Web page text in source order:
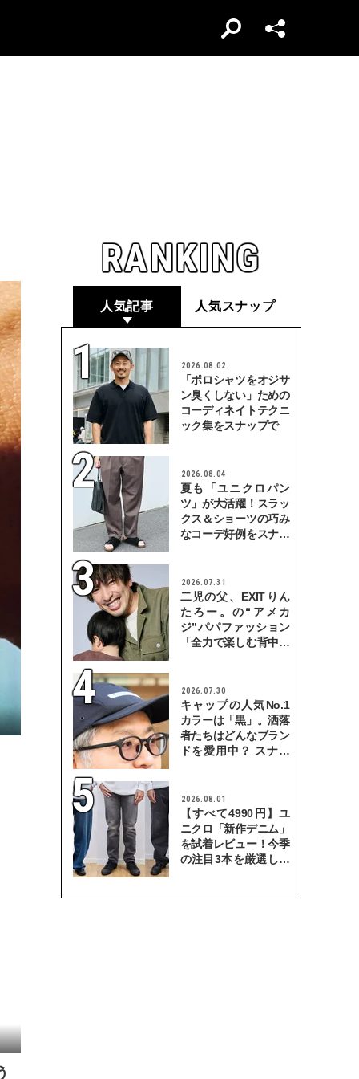
RANKING
人気記事 人気スナップ
2026.08.02
「ポロシャツをオジサ
ン臭くしない」ための
コーディネイトテクニ
ック集をスナップで
2026.08.04
夏も「ユニクロパン
ツ」が大活躍！スラッ
クス＆ショーツの巧み
なコーデ好例をスナッ
2026.07.31
二児の父、EXITりん
たろー。の“アメカ
ジ”パパファッション
「全力で楽しむ背中を
2026.07.30
キャップの人気No.1
カラーは「黒」。洒落
者たちはどんなブラン
ドを愛用中？ スナッ
2026.08.01
【すべて4990円】ユ
ニクロ「新作デニム」
を試着レビュー！今季
の注目3本を厳選して